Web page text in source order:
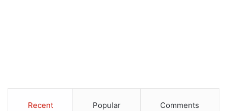
Recent Popular Comments